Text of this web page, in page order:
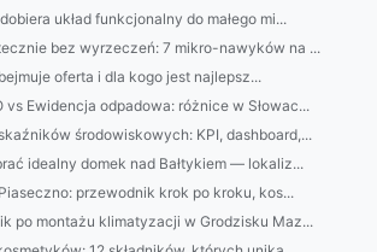
układ funkcjonalny do małego mi...
bez wyrzeczeń: 7 mikro-nawyków na ...
oferta i dla kogo jest najlepsz...
vs Ewidencja odpadowa: różnice w Słowac...
środowiskowych: KPI, dashboard,...
idealny domek nad Bałtykiem — lokaliz...
przewodnik krok po kroku, kos...
po montażu klimatyzacji w Grodzisku Maz...